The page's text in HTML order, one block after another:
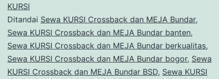
KURSI
Ditandai Sewa KURSI Crossback dan MEJA Bundar,
Sewa KURSI Crossback dan MEJA Bundar banten,
Sewa KURSI Crossback dan MEJA Bundar berkualitas,
Sewa KURSI Crossback dan MEJA Bundar bogor, Sewa
KURSI Crossback dan MEJA Bundar BSD, Sewa KURSI